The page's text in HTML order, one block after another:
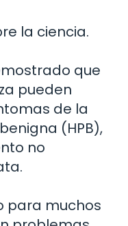
la ciencia.
que
pueden
de la
(HPB),
no
para muchos